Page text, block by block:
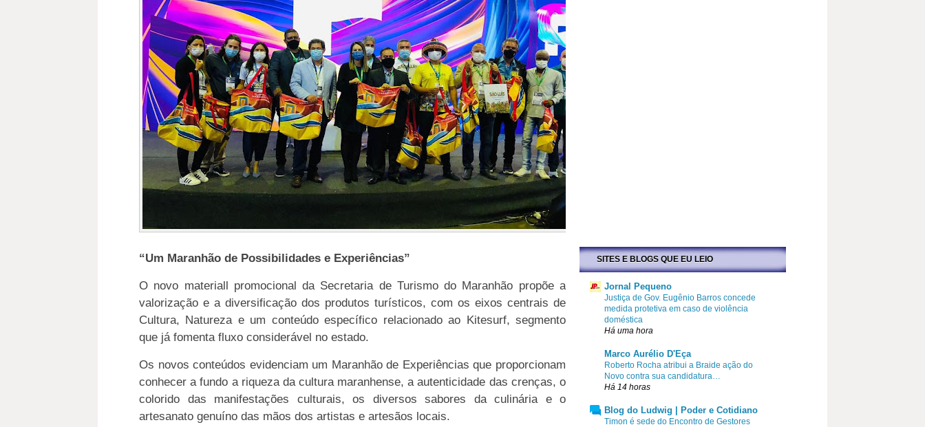
“Um Maranhão de Possibilidades e Experiências”
O novo materiall promocional da Secretaria de Turismo do Maranhão propõe a
valorização e a diversificação dos produtos turísticos, com os eixos centrais de
Cultura, Natureza e um conteúdo específico relacionado ao Kitesurf, segmento
que já fomenta fluxo considerável no estado.
Os novos conteúdos evidenciam um Maranhão de Experiências que proporcionam
conhecer a fundo a riqueza da cultura maranhense, a autenticidade das crenças, o
colorido das manifestações culturais, os diversos sabores da culinária e o
artesanato genuíno das mãos dos artistas e artesãos locais.
SITES E BLOGS QUE EU LEIO
Jornal Pequeno
Justiça de Gov. Eugênio Barros concede
medida protetiva em caso de violência
doméstica
Há uma hora
Marco Aurélio D'Eça
Roberto Rocha atribui a Braide ação do
Novo contra sua candidatura…
Há 14 horas
Blog do Ludwig | Poder e Cotidiano
Timon é sede do Encontro de Gestores